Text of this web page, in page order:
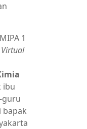
1
Virtual
ibu
guru
bapak